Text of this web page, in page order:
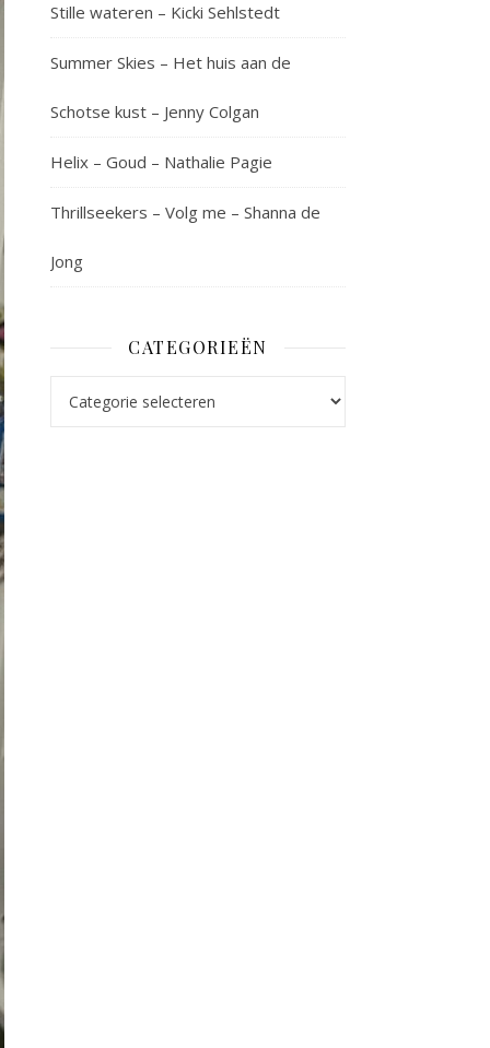
Stille wateren – Kicki Sehlstedt
Summer Skies – Het huis aan de
Schotse kust – Jenny Colgan
Helix – Goud – Nathalie Pagie
Thrillseekers – Volg me – Shanna de
Jong
CATEGORIEËN